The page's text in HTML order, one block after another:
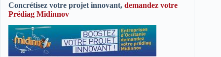
Concrétisez votre projet innovant, demandez votre
Prédiag Midinnov